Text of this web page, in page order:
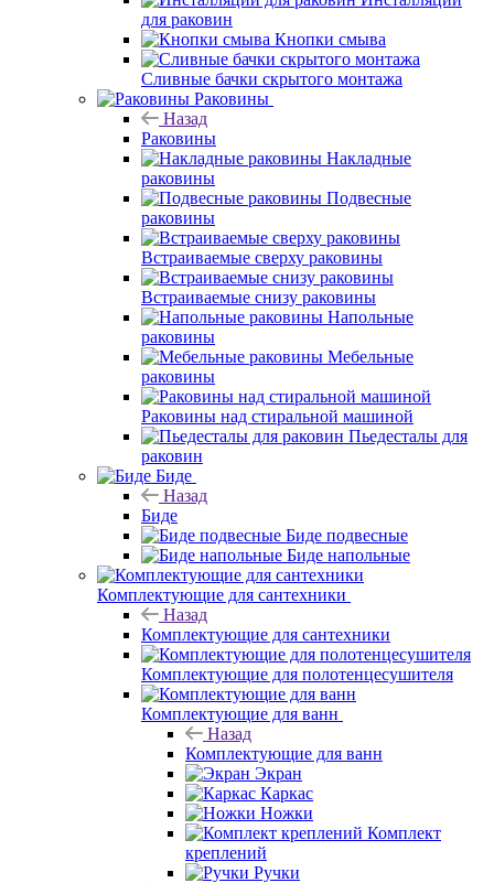
для раковин
Кнопки смыва
Сливные бачки скрытого монтажа
Раковины
Назад
Раковины
Накладные
раковины
Подвесные
раковины
Встраиваемые сверху раковины
Встраиваемые снизу раковины
Напольные
раковины
Мебельные
раковины
Раковины над стиральной машиной
Пьедесталы для
раковин
Биде
Назад
Биде
Биде подвесные
Биде напольные
Комплектующие для сантехники
Назад
Комплектующие для сантехники
Комплектующие для полотенцесушителя
Комплектующие для ванн
Назад
Комплектующие для ванн
Экран
Каркас
Ножки
Комплект
креплений
Ручки